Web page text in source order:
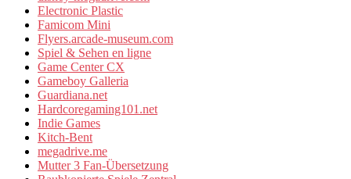
Electronic Plastic
Famicom Mini
Flyers.arcade-museum.com
Spiel & Sehen en ligne
Game Center CX
Gameboy Galleria
Guardiana.net
Hardcoregaming101.net
Indie Games
Kitch-Bent
megadrive.me
Mutter 3 Fan-Übersetzung